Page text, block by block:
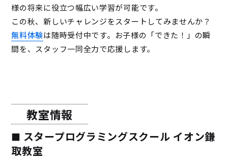
様の将来に役立つ幅広い学習が可能です。
この秋、新しいチャレンジをスタートしてみませんか？
無料体験は随時受付中です。お子様の「できた！」の瞬
間を、スタッフ一同全力で応援します。
教室情報
スタープログラミングスクール イオン鎌
取教室